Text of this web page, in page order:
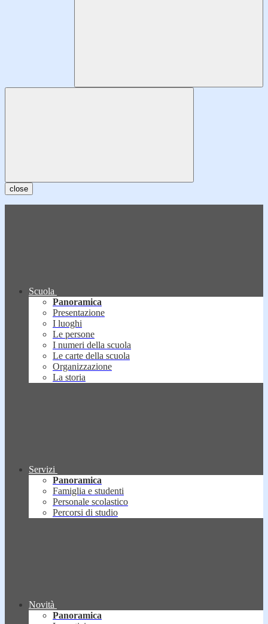
close
Scuola
Panoramica
Presentazione
I luoghi
Le persone
I numeri della scuola
Le carte della scuola
Organizzazione
La storia
Servizi
Panoramica
Famiglia e studenti
Personale scolastico
Percorsi di studio
Novità
Panoramica